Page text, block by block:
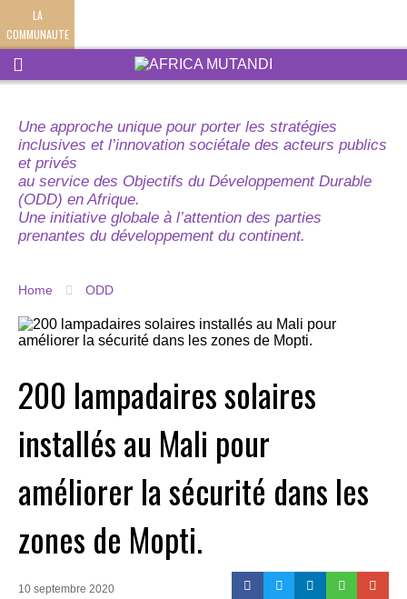
LA
COMMUNAUTE
Une approche unique pour porter les stratégies
inclusives et l’innovation sociétale des acteurs publics
et privés
au service des Objectifs du Développement Durable
(ODD) en Afrique.
Une initiative globale à l’attention des parties
prenantes du développement du continent.
Home ODD
200 lampadaires solaires
installés au Mali pour
améliorer la sécurité dans les
zones de Mopti.
10 septembre 2020